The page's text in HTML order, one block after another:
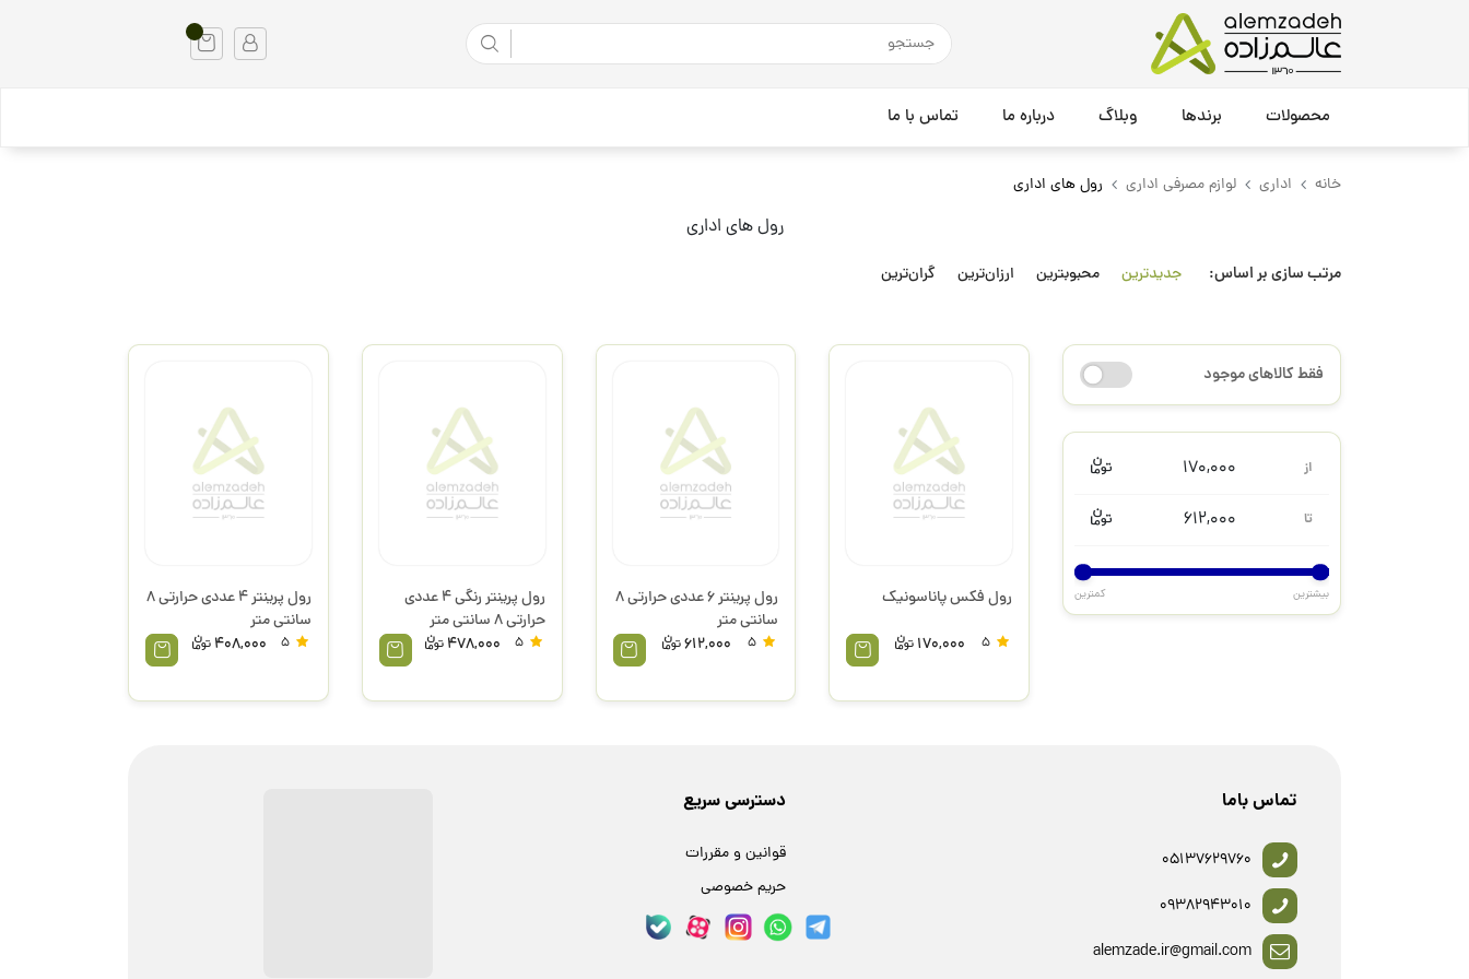
محصولات برندها وبلاگ درباره ما تماس با ما
خانه اداری لوازم مصرفی اداری رول های اداری
رول های اداری
مرتب سازی بر اساس: جدیدترین محبوبترین ارزان‌ترین گران‌ترین
فقط کالاهای موجود
از 170,000
تا 612,000
بیشترین کمترین رول فکس پاناسونیک
170,000
رول پرینتر 6 عددی حرارتی 8
سانتی متر
612,000
رول پرینتر رنگی 4 عددی
حرارتی 8 سانتی متر
5
478,000
رول پرینتر 4 عددی حرارتی 8
سانتی متر
5
408,000
تماس باما
05137629760
09382943010
alemzade.ir@gmail.com
دسترسی سریع
قوانین و مقررات
حریم خصوصی